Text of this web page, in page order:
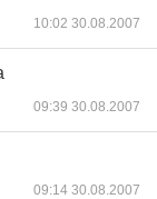
10:02 30.08.2007
09:39 30.08.2007
09:14 30.08.2007